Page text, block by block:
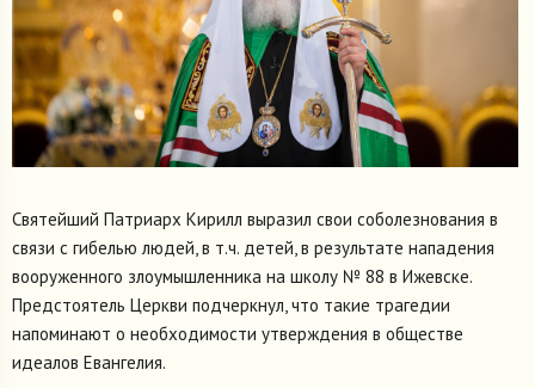
Святейший Патриарх Кирилл выразил свои соболезнования в
связи с гибелью людей, в т.ч. детей, в результате нападения
вооруженного злоумышленника на школу № 88 в Ижевске.
Предстоятель Церкви подчеркнул, что такие трагедии
напоминают о необходимости утверждения в обществе
идеалов Евангелия.